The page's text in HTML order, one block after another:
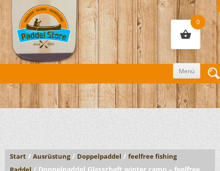
Menü
Zum
Inhalt
Start / Ausrüstung/ Doppelpaddel / feelfree fishing
0